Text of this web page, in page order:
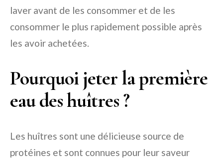
laver avant de les consommer et de les
consommer le plus rapidement possible après
les avoir achetées.
Pourquoi jeter la première
eau des huîtres ?
Les huîtres sont une délicieuse source de
protéines et sont connues pour leur saveur